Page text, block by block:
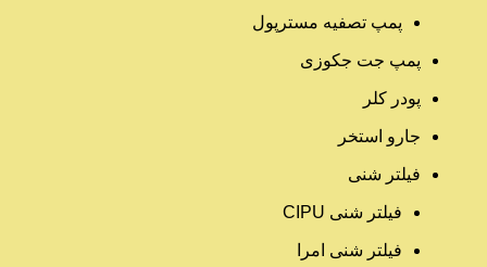
پمپ تصفیه مسترپول
پمپ جت جکوزی
پودر کلر
جارو استخر
فیلتر شنی
فیلتر شنی CIPU
فیلتر شنی امرا